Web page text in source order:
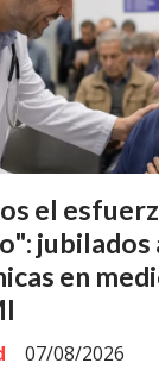
el
jubilados
en
07/08/2026